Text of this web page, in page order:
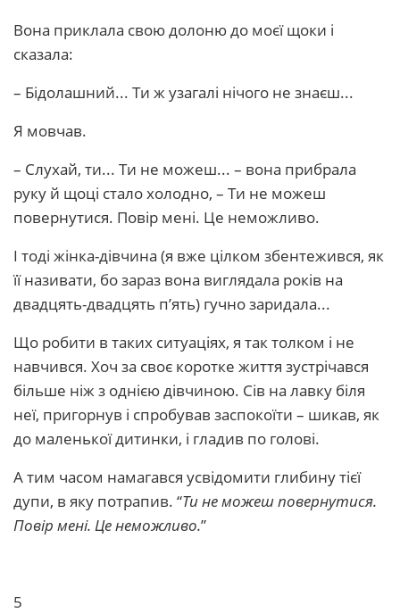
Вона приклала свою долоню до моєї щоки і
сказала:
– Бідолашний... Ти ж узагалі нічого не знаєш...
Я мовчав.
– Слухай, ти... Ти не можеш... – вона прибрала
руку й щоці стало холодно, – Ти не можеш
повернутися. Повір мені. Це неможливо.
І тоді жінка-дівчина (я вже цілком збентежився, як
її називати, бо зараз вона виглядала років на
двадцять-двадцять п’ять) гучно заридала...
Що робити в таких ситуаціях, я так толком і не
навчився. Хоч за своє коротке життя зустрічався
більше ніж з однією дівчиною. Сів на лавку біля
неї, пригорнув і спробував заспокоїти – шикав, як
до маленької дитинки, і гладив по голові.
А тим часом намагався усвідомити глибину тієї
дупи, в яку потрапив. “Ти не можеш повернутися.
Повір мені. Це неможливо.”
5